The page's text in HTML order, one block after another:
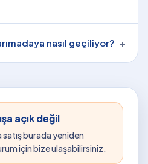
nasıl geçiliyor? +
açık değil
satış burada yeniden
için bize ulaşabilirsiniz.